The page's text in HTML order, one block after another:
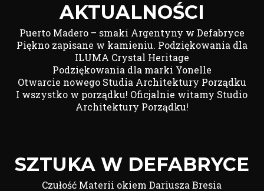
AKTUALNOŚCI
Puerto Madero – smaki Argentyny w Defabryce
Piękno zapisane w kamieniu. Podziękowania dla
ILUMA Crystal Heritage
Podziękowania dla marki Yonelle
Otwarcie nowego Studia Architektury Porządku
I wszystko w porządku! Oficjalnie witamy Studio
Architektury Porządku!
SZTUKA W DEFABRYCE
Czułość Materii okiem Dariusza Bresia